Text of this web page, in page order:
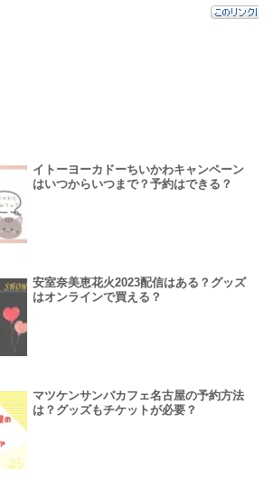
イトーヨーカドーちいかわキャンペーン
はいつからいつまで？予約はできる？
安室奈美恵花火2023配信はある？グッズ
はオンラインで買える？
マツケンサンバカフェ名古屋の予約方法
は？グッズもチケットが必要？